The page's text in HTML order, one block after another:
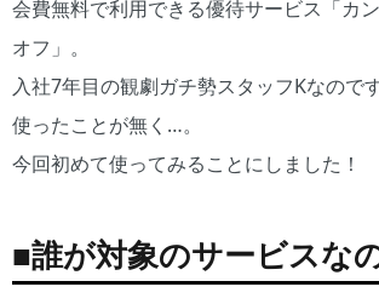
会費無料で利用できる優待サービス「カ
オフ」。
入社7年目の観劇ガチ勢スタッフKなので
使ったことが無く…。
今回初めて使ってみることにしました！
■誰が対象のサービスな